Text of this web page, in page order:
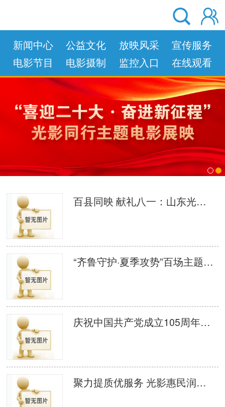
新闻中心 公益文化 放映风采
宣传服务
电影节目
电影摄制 监控入口 在线观看
百县同映 献礼八一：山东光影致敬人民军队、献礼长征胜利90周年
“齐鲁守护·夏季攻势”百场主题电影 宣防活动启动
庆祝中国共产党成立105周年、纪念中国工农红军长征胜利90周年——2026年千场公益电影放映活动启动仪式在济南举办
聚力提质优服务 光影惠民润历城 济南市历城区组织召开 2026 年度农村公益电影提高放映质量推进会议